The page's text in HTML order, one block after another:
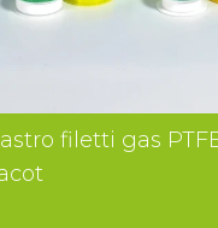
filetti gas